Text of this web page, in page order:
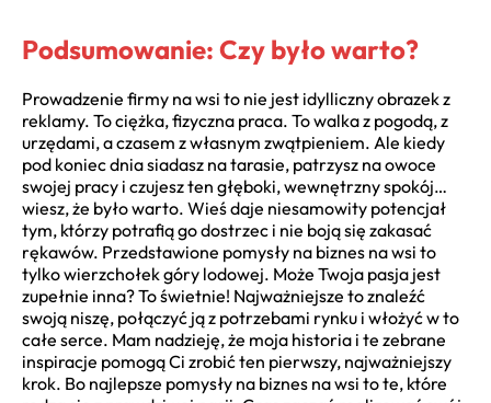
Podsumowanie: Czy było warto?
Prowadzenie firmy na wsi to nie jest idylliczny obrazek z
reklamy. To ciężka, fizyczna praca. To walka z pogodą, z
urzędami, a czasem z własnym zwątpieniem. Ale kiedy
pod koniec dnia siadasz na tarasie, patrzysz na owoce
swojej pracy i czujesz ten głęboki, wewnętrzny spokój…
wiesz, że było warto. Wieś daje niesamowity potencjał
tym, którzy potrafią go dostrzec i nie boją się zakasać
rękawów. Przedstawione pomysły na biznes na wsi to
tylko wierzchołek góry lodowej. Może Twoja pasja jest
zupełnie inna? To świetnie! Najważniejsze to znaleźć
swoją niszę, połączyć ją z potrzebami rynku i włożyć w to
całe serce. Mam nadzieję, że moja historia i te zebrane
inspiracje pomogą Ci zrobić ten pierwszy, najważniejszy
krok. Bo najlepsze pomysły na biznes na wsi to te, które